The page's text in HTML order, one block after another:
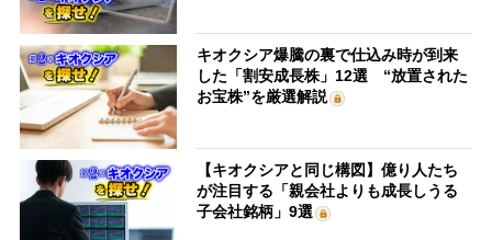
キオクシア爆騰の裏で仕込み時が到来
した「割安成長株」12選 “放置された
お宝株”を厳選解説
【キオクシアと同じ構図】億り人たち
が注目する「親会社よりも成長しうる
子会社銘柄」9選